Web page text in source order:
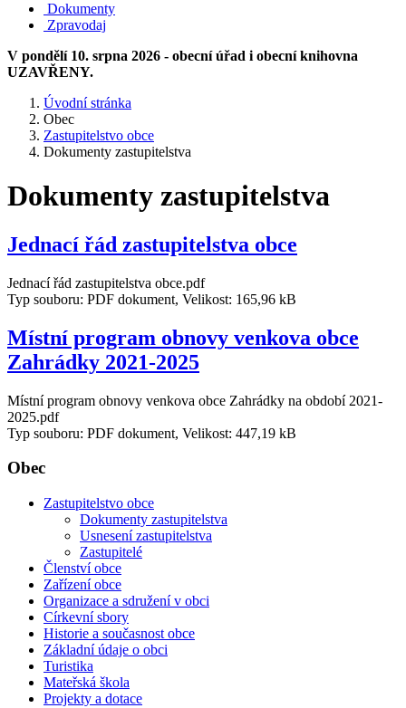
Dokumenty
Zpravodaj
V pondělí 10. srpna 2026 - obecní úřad i obecní knihovna
UZAVŘENY.
Úvodní stránka
Obec
Zastupitelstvo obce
Dokumenty zastupitelstva
Dokumenty zastupitelstva
Jednací řád zastupitelstva obce
Jednací řád zastupitelstva obce.pdf
Typ souboru: PDF dokument, Velikost: 165,96 kB
Místní program obnovy venkova obce
Zahrádky 2021-2025
Místní program obnovy venkova obce Zahrádky na období 2021-
2025.pdf
Typ souboru: PDF dokument, Velikost: 447,19 kB
Obec
Zastupitelstvo obce
Dokumenty zastupitelstva
Usnesení zastupitelstva
Zastupitelé
Členství obce
Zařízení obce
Organizace a sdružení v obci
Církevní sbory
Historie a současnost obce
Základní údaje o obci
Turistika
Mateřská škola
Projekty a dotace